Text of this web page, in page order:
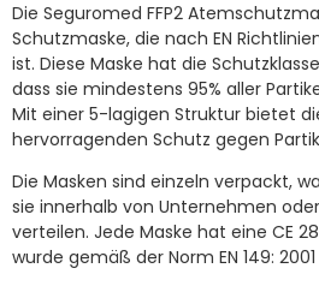
Die Seguromed FFP2
Schutzmaske, die nach EN
ist. Diese Maske hat die
dass sie mindestens 95% aller
Mit einer 5-lagigen Struktur bietet
hervorragenden Schutz gegen
Die Masken sind einzeln verpackt,
sie innerhalb von Unternehmen
verteilen. Jede Maske hat eine CE
wurde gemäß der Norm EN 149: